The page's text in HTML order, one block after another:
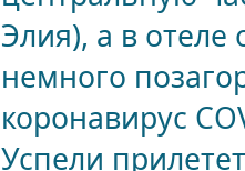
Элия), а в
немного
коронавирус
Успели